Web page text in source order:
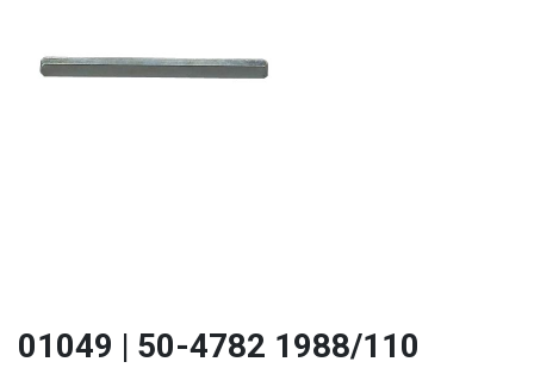
01049 | 50-4782 1988/110